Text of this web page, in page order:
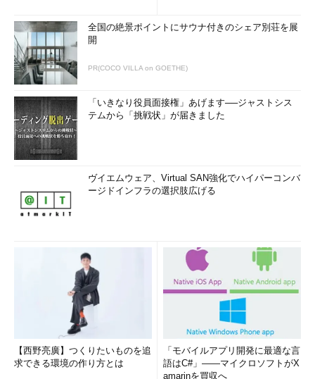
全国の絶景ポイントにサウナ付きのシェア別荘を展
開
PR(COCO VILLA on GOETHE)
「いきなり役員面接権」あげます──ジャストシス
テムから「挑戦状」が届きました
ヴイエムウェア、Virtual SAN強化でハイパーコンバ
ージドインフラの選択肢広げる
【西野亮廣】つくりたいものを追
求できる環境の作り方とは
「モバイルアプリ開発に最適な言
語はC#」――マイクロソフトがX
amarinを買収へ